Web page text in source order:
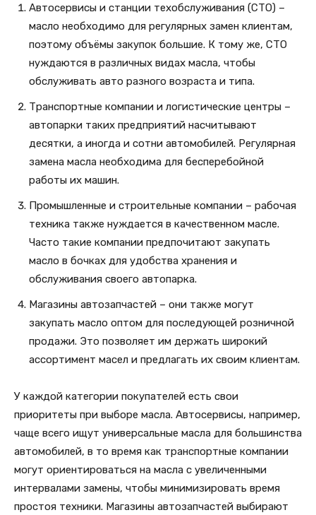
Автосервисы и станции техобслуживания (СТО) –
масло необходимо для регулярных замен клиентам,
поэтому объёмы закупок большие. К тому же, СТО
нуждаются в различных видах масла, чтобы
обслуживать авто разного возраста и типа.
Транспортные компании и логистические центры –
автопарки таких предприятий насчитывают
десятки, а иногда и сотни автомобилей. Регулярная
замена масла необходима для бесперебойной
работы их машин.
Промышленные и строительные компании – рабочая
техника также нуждается в качественном масле.
Часто такие компании предпочитают закупать
масло в бочках для удобства хранения и
обслуживания своего автопарка.
Магазины автозапчастей – они также могут
закупать масло оптом для последующей розничной
продажи. Это позволяет им держать широкий
ассортимент масел и предлагать их своим клиентам.
У каждой категории покупателей есть свои
приоритеты при выборе масла. Автосервисы, например,
чаще всего ищут универсальные масла для большинства
автомобилей, в то время как транспортные компании
могут ориентироваться на масла с увеличенными
интервалами замены, чтобы минимизировать время
простоя техники. Магазины автозапчастей выбирают